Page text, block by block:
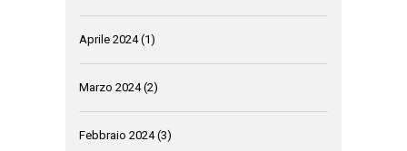
Aprile 2024(1)
Marzo 2024(2)
Febbraio 2024(3)